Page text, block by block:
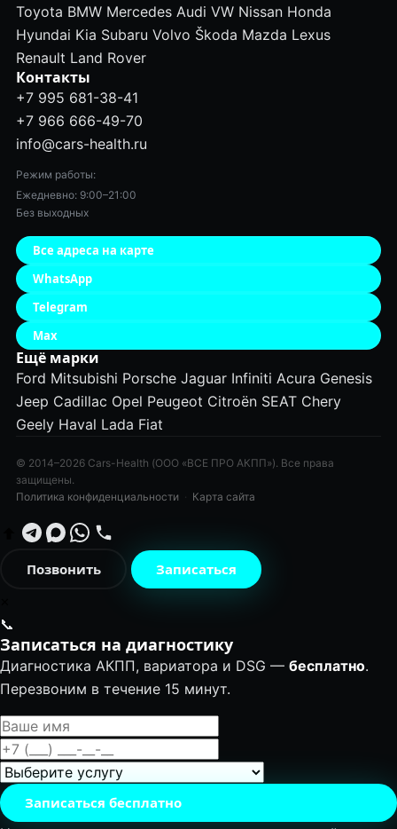
Toyota BMW Mercedes Audi VW Nissan Honda
Hyundai Kia Subaru Volvo Škoda Mazda Lexus
Renault Land Rover
Контакты
+7 995 681-38-41
+7 966 666-49-70
info@cars-health.ru
Режим работы:
Ежедневно: 9:00–21:00
Без выходных
Все адреса на карте
WhatsApp
Telegram
Max
Ещё марки
Ford Mitsubishi Porsche Jaguar Infiniti Acura Genesis
Jeep Cadillac Opel Peugeot Citroën SEAT Chery
Geely Haval Lada Fiat
© 2014–2026 Cars-Health (ООО «ВСЕ ПРО АКПП»). Все права
защищены.
Политика конфиденциальности · Карта сайта
Позвонить Записаться
📞
Записаться на диагностику
Диагностика АКПП, вариатора и DSG — бесплатно.
Перезвоним в течение 15 минут.
Записаться бесплатно